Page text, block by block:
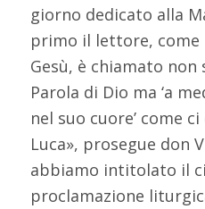
giorno dedicato alla
primo il lettore, come
Gesù, è chiamato
Parola di Dio ma ‘a
nel suo cuore’ come
Luca», prosegue don
abbiamo intitolato il
proclamazione